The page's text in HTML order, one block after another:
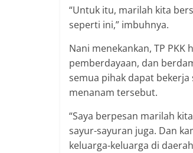
“Untuk itu, marilah kita
seperti ini,” imbuhnya.
Nani menekankan, TP
pemberdayaan, dan
semua pihak dapat
menanam tersebut.
“Saya berpesan marilah
sayur-sayuran juga. Dan
keluarga-keluarga di